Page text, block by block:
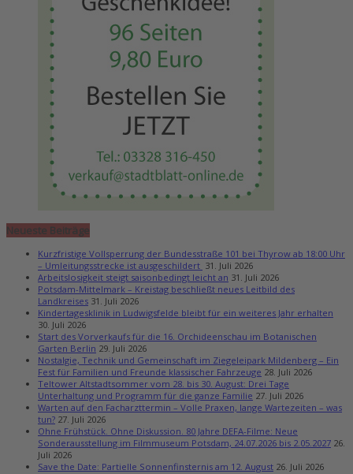
Neueste Beiträge
Kurzfristige Vollsperrung der Bundesstraße 101 bei Thyrow ab 18:00 Uhr
– Umleitungsstrecke ist ausgeschildert 31. Juli 2026
Arbeitslosigkeit steigt saisonbedingt leicht an 31. Juli 2026
Potsdam-Mittelmark – Kreistag beschließt neues Leitbild des
Landkreises 31. Juli 2026
Kindertagesklinik in Ludwigsfelde bleibt für ein weiteres Jahr erhalten
30. Juli 2026
Start des Vorverkaufs für die 16. Orchideenschau im Botanischen
Garten Berlin 29. Juli 2026
Nostalgie, Technik und Gemeinschaft im Ziegeleipark Mildenberg – Ein
Fest für Familien und Freunde klassischer Fahrzeuge 28. Juli 2026
Teltower Altstadtsommer vom 28. bis 30. August: Drei Tage
Unterhaltung und Programm für die ganze Familie 27. Juli 2026
Warten auf den Facharzttermin – Volle Praxen, lange Wartezeiten – was
tun? 27. Juli 2026
Ohne Frühstück. Ohne Diskussion. 80 Jahre DEFA-Filme: Neue
Sonderausstellung im Filmmuseum Potsdam, 24.07.2026 bis 2.05.2027 26.
Juli 2026
Save the Date: Partielle Sonnenfinsternis am 12. August 26. Juli 2026